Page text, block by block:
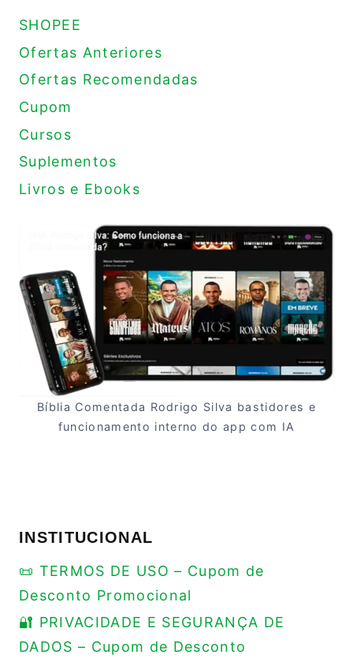
SHOPEE
Ofertas Anteriores
Ofertas Recomendadas
Cupom
Cursos
Suplementos
Livros e Ebooks
Bíblia Comentada Rodrigo Silva bastidores e
funcionamento interno do app com IA
INSTITUCIONAL
📜 TERMOS DE USO – Cupom de
Desconto Promocional
🔐 PRIVACIDADE E SEGURANÇA DE
DADOS – Cupom de Desconto